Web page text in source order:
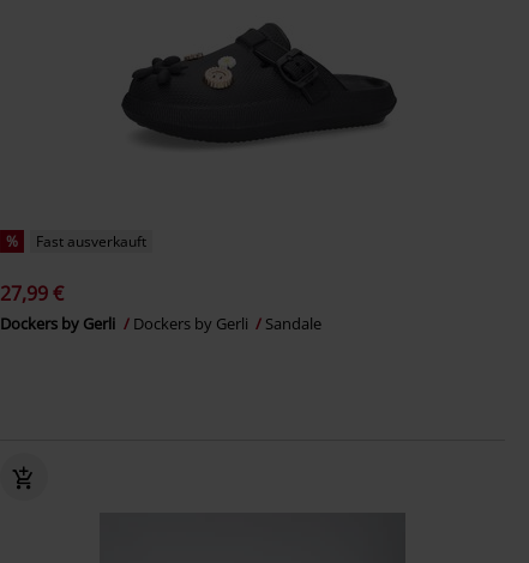
% Fast ausverkauft
27,99 €
Dockers by Gerli Dockers by Gerli Sandale